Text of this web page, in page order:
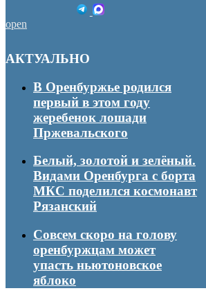
open
АКТУАЛЬНО
В Оренбуржье родился
первый в этом году
жеребенок лошади
Пржевальского
Белый, золотой и зелёный.
Видами Оренбурга с борта
МКС поделился космонавт
Рязанский
Совсем скоро на голову
оренбуржцам может
упасть ньютоновское
яблоко